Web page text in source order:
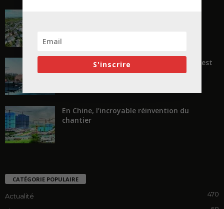
« Transformer plutôt que démolir, ce n’est
pas regarder en arrière...
En Chine, l’incroyable réinvention du
chantier
CATÉGORIE POPULAIRE
Actualité 470
S'inscrire